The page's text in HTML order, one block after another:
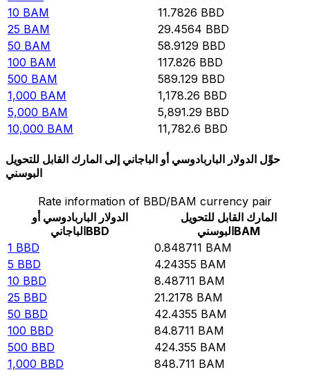
10 BAM 11.7826 BBD
25 BAM 29.4564 BBD
50 BAM 58.9129 BBD
100 BAM 117.826 BBD
500 BAM 589.129 BBD
1,000 BAM 1,178.26 BBD
5,000 BAM 5,891.29 BBD
10,000 BAM 11,782.6 BBD
حوِّل الدولار الباربادوسي أو الباجاني إلى المارك القابل للتحويل
البوسني
Rate information of BBD/BAM currency pair
الدولار الباربادوسي أو
الباجانيBBD
المارك القابل للتحويل
البوسنيBAM
1 BBD 0.848711 BAM
5 BBD 4.24355 BAM
10 BBD 8.48711 BAM
25 BBD 21.2178 BAM
50 BBD 42.4355 BAM
100 BBD 84.8711 BAM
500 BBD 424.355 BAM
1,000 BBD 848.711 BAM